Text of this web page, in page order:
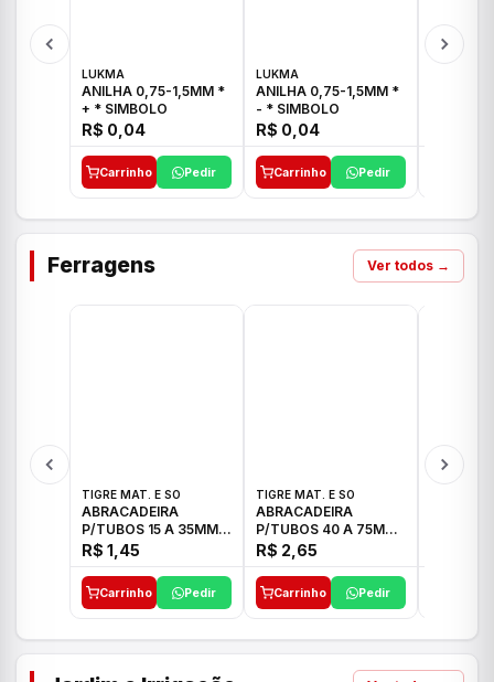
LUKMA
ANILHA 0,75-1,5MM *
+ * SIMBOLO
R$ 0,04
Carrinho Pedir
LUKMA
ANILHA 0,75-1,5MM *
- * SIMBOLO
R$ 0,04
Carrinho Pedir
Ferragens Ver todos →
TIGRE MAT. E SO
ABRACADEIRA
P/TUBOS 15 A 35MM
TIGRE
R$ 1,45
Carrinho Pedir
TIGRE MAT. E SO
ABRACADEIRA
P/TUBOS 40 A 75MM
TIGRE
R$ 2,65
Carrinho Pedir